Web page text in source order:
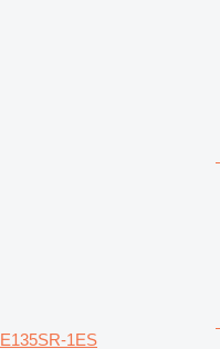
E135SR-1ES